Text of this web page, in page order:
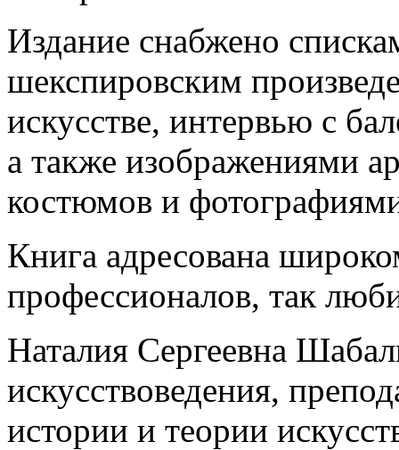
Издание снабжено
шекспировским
искусстве, интервью с
а также изображениями
костюмов и
Книга адресована
профессионалов, так
Наталия Сергеевна
искусствоведения,
истории и теории